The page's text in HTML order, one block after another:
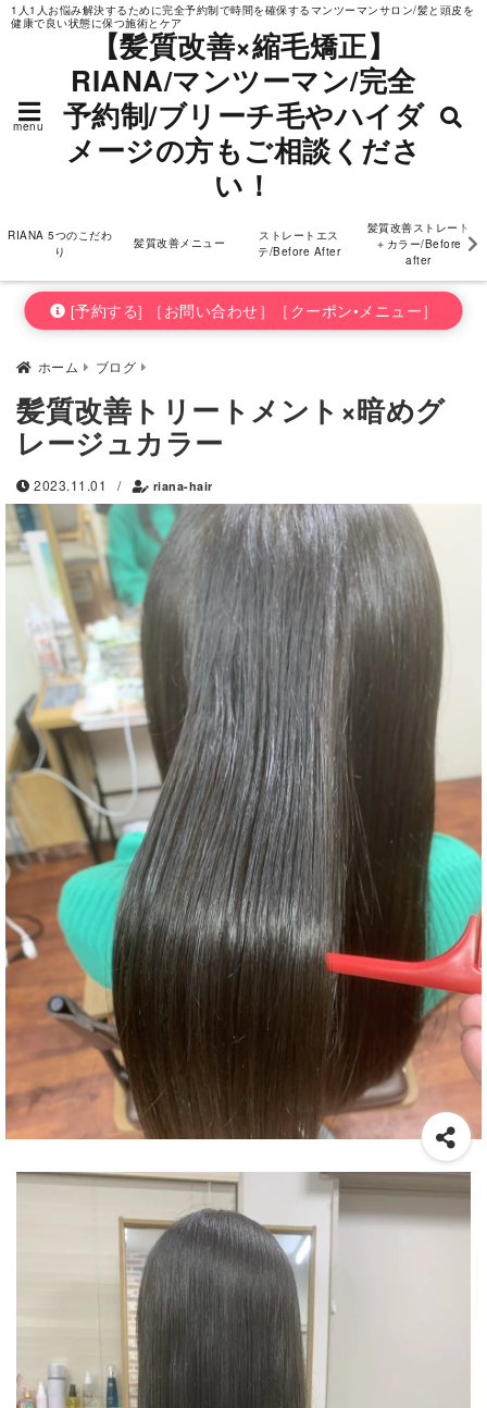
1人1人お悩み解決するために完全予約制で時間を確保するマンツーマンサロン/髪と頭皮を
健康で良い状態に保つ施術とケア
menu
【髪質改善×縮毛矯正】
RIANA/マンツーマン/完全
予約制/ブリーチ毛やハイダ
メージの方もご相談くださ
い！
RIANA 5つのこだわ
り
髪質改善メニュー
ストレートエス
テ/Before After
髪質改善ストレート
＋カラー/Before
after
[予約する] ［お問い合わせ］［クーポン•メニュー］
ホーム ブログ
髪質改善トリートメント×暗めグ
レージュカラー
2023.11.01 / riana-hair
ダメージの方もご相
談ください！